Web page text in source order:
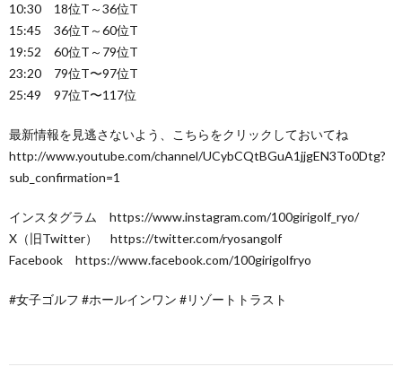
10:30 18位T～36位T
15:45 36位T～60位T
19:52 60位T～79位T
23:20 79位T〜97位T
25:49 97位T〜117位
最新情報を見逃さないよう、こちらをクリックしておいてね
http://www.youtube.com/channel/UCybCQtBGuA1jjgEN3To0Dtg?
sub_confirmation=1
インスタグラム https://www.instagram.com/100girigolf_ryo/
X（旧Twitter） https://twitter.com/ryosangolf
Facebook https://www.facebook.com/100girigolfryo
#女子ゴルフ #ホールインワン #リゾートトラスト